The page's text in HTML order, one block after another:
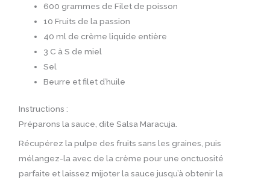
600 grammes de Filet de poisson
10 Fruits de la passion
40 ml de crème liquide entière
3 C à S de miel
Sel
Beurre et filet d’huile
Instructions :
Préparons la sauce, dite Salsa Maracuja.
Récupérez la pulpe des fruits sans les graines, puis
mélangez-la avec de la crème pour une onctuosité
parfaite et laissez mijoter la sauce jusqu’à obtenir la